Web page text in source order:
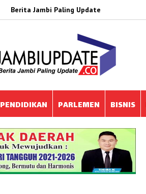
Berita Jambi Paling Update
PENDIDIKAN PARLEMEN BISNIS